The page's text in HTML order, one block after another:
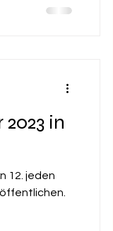
2023 in
12. jeden